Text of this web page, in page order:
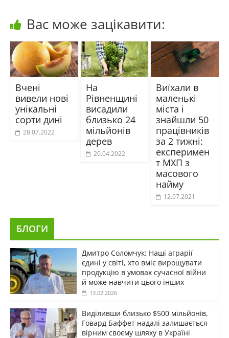
Вас може зацікавити:
Вчені
вивели нові
унікальні
сорти дині
28.07.2022
На
Рівненщині
висадили
близько 24
мільйонів
дерев
20.04.2022
Виїхали в
маленькі
міста і
знайшли 50
працівників
за 2 тижні:
експеримен
т МХП з
масового
найму
12.07.2021
БЛОГИ
Дмитро Соломчук: Наші аграрії
єдині у світі, хто вміє вирощувати
продукцію в умовах сучасної війни
й може навчити цього інших
13.02.2026
Виділивши близько $500 мільйонів,
Говард Баффет надалі залишається
вірним своєму шляху в Україні